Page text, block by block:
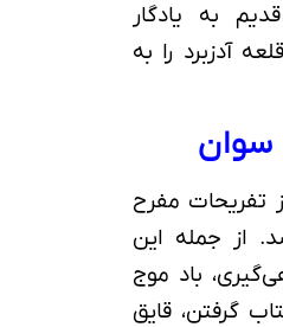
به یادگار
آدزبرد را به
سوان
تفریحات مفرح
از جمله این
باد موج
گرفتن، قایق